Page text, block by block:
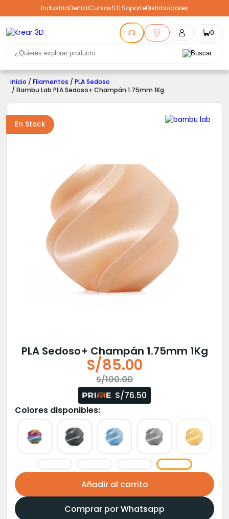
IndustriaDentalCursosSTLSoporteDistribuidores
0
Inicio / Filamentos / PLA Sedoso
/ Bambu Lab PLA Sedoso+ Champán 1.75mm 1Kg
En Stock
PLA Sedoso+ Champán 1.75mm 1Kg
S/100.00
original
S/100.00.
S/85.00
actual
S/85.00.
S/76.50
Colores disponibles:
Añadir al carrito
Comprar por Whatsapp